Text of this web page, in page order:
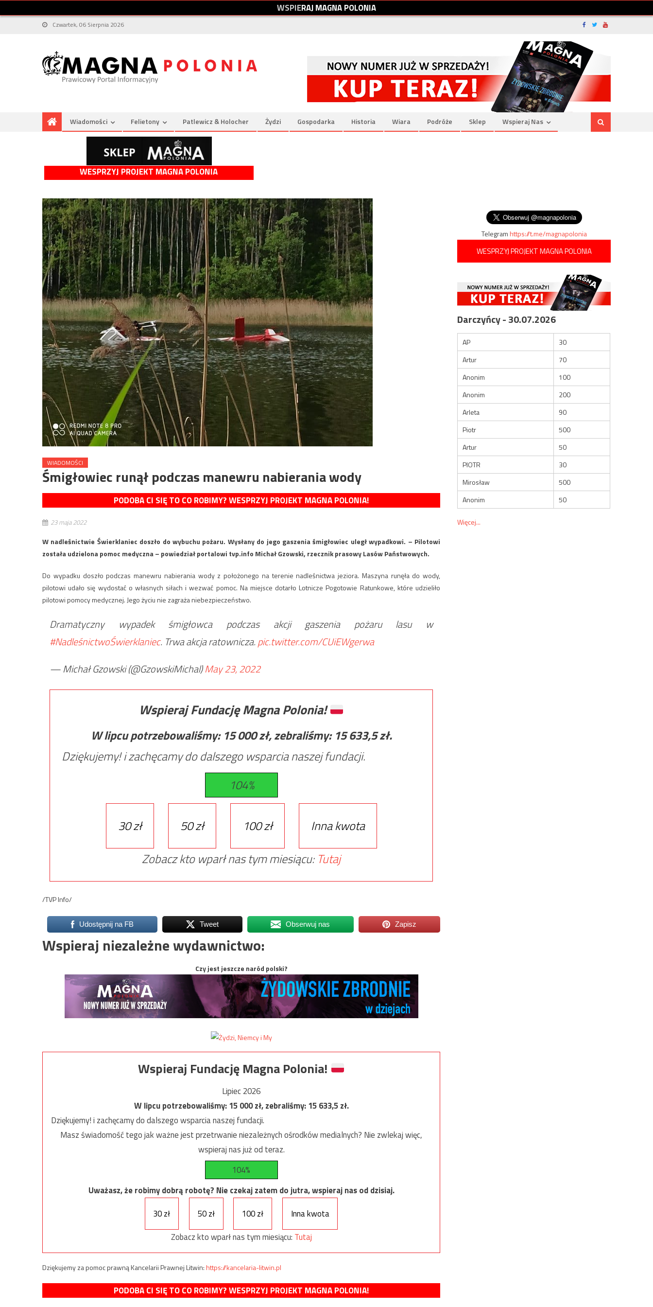
WSPIERAJMAGNAPOLONIA
Czwartek, 06 Sierpnia 2026
Wiadomości Felietony Patlewicz & Holocher Żydzi Gospodarka Historia Wiara Podróże Sklep Wspieraj Nas
WESPRZYJ PROJEKT MAGNA POLONIA
WIADOMOŚCI
Śmigłowiec runął podczas manewru nabierania wody
PODOBA CI SIĘ TO CO ROBIMY? WESPRZYJ PROJEKT MAGNA POLONIA!
23 maja 2022
W nadleśnictwie Świerklaniec doszło do wybuchu pożaru. Wysłany do jego gaszenia śmigłowiec uległ wypadkowi. – Pilotowi
została udzielona pomoc medyczna – powiedział portalowi tvp.info Michał Gzowski, rzecznik prasowy Lasów Państwowych.
Do wypadku doszło podczas manewru nabierania wody z położonego na terenie nadleśnictwa jeziora. Maszyna runęła do wody,
pilotowi udało się wydostać o własnych siłach i wezwać pomoc. Na miejsce dotarło Lotnicze Pogotowie Ratunkowe, które udzieliło
pilotowi pomocy medycznej. Jego życiu nie zagraża niebezpieczeństwo.
Dramatyczny wypadek śmigłowca podczas akcji gaszenia pożaru lasu w
#NadleśnictwoŚwierklaniec. Trwa akcja ratownicza.pic.twitter.com/CUiEWgerwa
— Michał Gzowski (@GzowskiMichal)May 23, 2022
Wspieraj Fundację Magna Polonia!
W lipcu potrzebowaliśmy: 15 000zł, zebraliśmy: 15 633,5zł.
Dziękujemy! i zachęcamy do dalszego wsparcia naszej fundacji.
104%
30 zł 50 zł 100 zł
Inna kwota
Zobacz kto wparł nas tym miesiącu: Tutaj
/TVP Info/
Udostępnij na FB Tweet Obserwuj nas Zapisz
Wspieraj niezależne wydawnictwo:
Czy jest jeszcze naród polski?
Wspieraj Fundację Magna Polonia!
Lipiec 2026
W lipcu potrzebowaliśmy:15 000zł, zebraliśmy:15 633,5zł.
Dziękujemy! i zachęcamy do dalszego wsparcia naszej fundacji.
Masz świadomość tego jak ważne jest przetrwanie niezależnych ośrodków medialnych? Nie zwlekaj więc,
wspieraj nas już od teraz.
104%
Uważasz, że robimy dobrą robotę? Nie czekaj zatem do jutra, wspieraj nas od dzisiaj.
30 zł
50 zł 100 zł
Inna kwota
Zobacz kto wparł nas tym miesiącu: Tutaj
Dziękujemy za pomoc prawną Kancelarii Prawnej Litwin:https://kancelaria-litwin.pl
PODOBA CI SIĘ TO CO ROBIMY? WESPRZYJ PROJEKT MAGNA POLONIA!
Telegramhttps://t.me/magnapolonia
WESPRZYJ PROJEKT MAGNA POLONIA
Darczyńcy - 30.07.2026
AP
30
Artur
70
Anonim
100
Anonim
200
Arleta
90
Piotr
500
Artur
50
PIOTR
30
Mirosław
500
Anonim
50
Więcej...